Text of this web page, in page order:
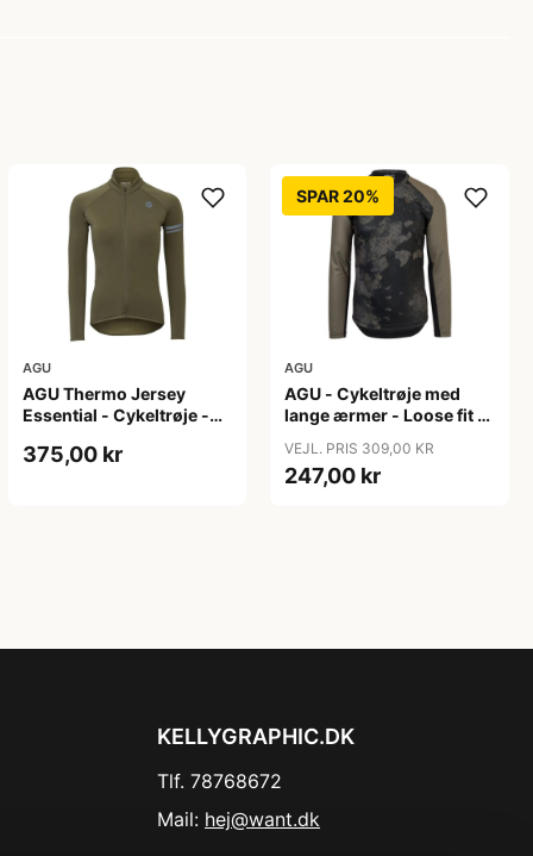
AGU
AGU Thermo Jersey
Essential - Cykeltrøje -
XXL
375,00 kr
SPAR 20%
AGU
AGU - Cykeltrøje med
lange ærmer - Loose fit -
VEJL. PRIS 309,00 KR
247,00 kr
KELLYGRAPHIC.DK
Tlf. 78768672
Mail: hej@want.dk